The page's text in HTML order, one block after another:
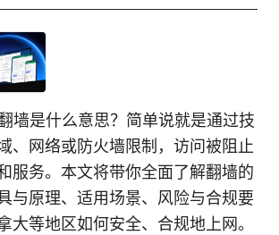
墙是什么意思？简单说就是通过技
、网络或防火墙限制，访问被阻止
服务。本文将带你全面了解翻墙的
与原理、适用场景、风险与合规要
大等地区如何安全、合规地上网。